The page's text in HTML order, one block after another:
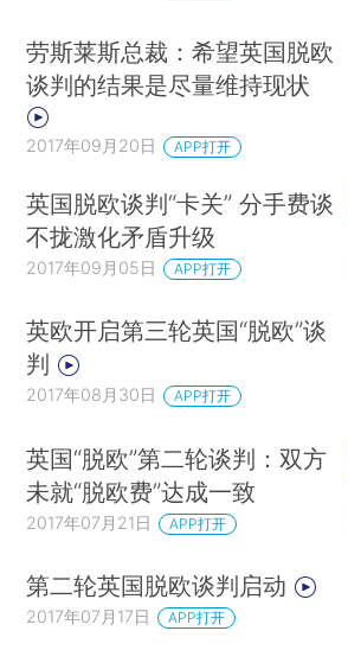
劳斯莱斯总裁：希望英国脱欧
谈判的结果是尽量维持现状
2017年09月20日 APP打开
英国脱欧谈判“卡关” 分手费谈
不拢激化矛盾升级
2017年09月05日 APP打开
英欧开启第三轮英国“脱欧”谈
判
2017年08月30日 APP打开
英国“脱欧”第二轮谈判：双方
未就“脱欧费”达成一致
2017年07月21日 APP打开
第二轮英国脱欧谈判启动
2017年07月17日 APP打开